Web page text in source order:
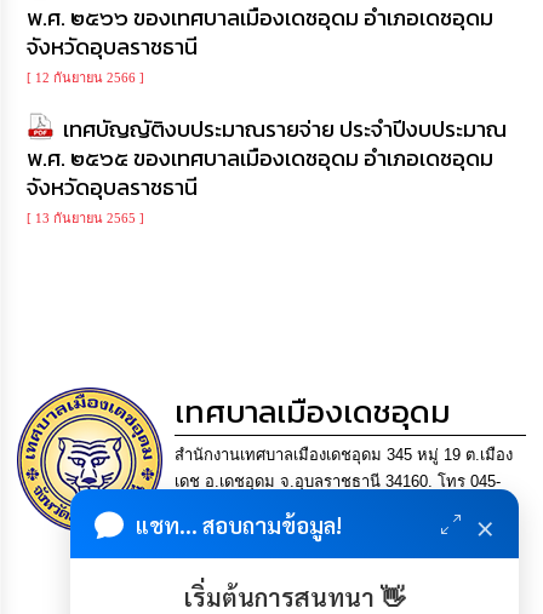
พ.ศ. ๒๕๖๖ ของเทศบาลเมืองเดชอุดม อำเภอเดชอุดม
จังหวัดอุบลราชธานี
[ 12 กันยายน 2566 ]
เทศบัญญัติงบประมาณรายจ่าย ประจำปีงบประมาณ
พ.ศ. ๒๕๖๕ ของเทศบาลเมืองเดชอุดม อำเภอเดชอุดม
จังหวัดอุบลราชธานี
[ 13 กันยายน 2565 ]
เทศบาลเมืองเดชอุดม
สำนักงานเทศบาลเมืองเดชอุดม 345 หมู่ 19 ต.เมือง
เดช อ.เดชอุดม จ.อุบลราชธานี 34160. โทร 045-
saraban@detudomcity.go.th
การบริหารงานที่โปร่งใส
แชท... สอบถามข้อมูล! ×
เริ่มต้นการสนทนา 👋